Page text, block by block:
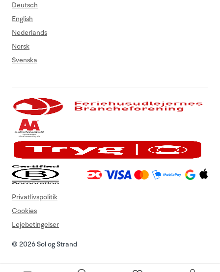
Deutsch
English
Nederlands
Norsk
Svenska
© 2026 Sol og Strand
Privatlivspolitik
Cookies
Lejebetingelser